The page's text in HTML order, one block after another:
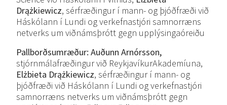
Drążkiewicz, sérfræðingur í mann- og þjóðfræði við
Háskólann í Lundi og verkefnastjóri samnorræns
netverks um viðnámsþrótt gegn upplýsingaóreiðu
Pallborðsumræður: Auðunn Arnórsson,
stjórnmálafræðingur við ReykjavíkurAkademíuna,
Elżbieta Drążkiewicz, sérfræðingur í mann- og
þjóðfræði við Háskólann í Lundi og verkefnastjóri
samnorræns netverks um viðnámsþrótt gegn